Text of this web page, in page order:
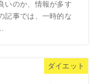
いのか、情報が多す
記事では、一時的な
ダイエット